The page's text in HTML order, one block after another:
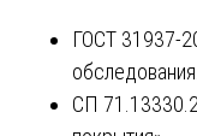
ГОСТ 31937-
СП